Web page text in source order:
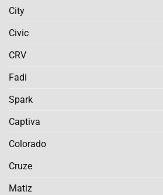
City
Civic
CRV
Fadi
Spark
Captiva
Colorado
Cruze
Matiz